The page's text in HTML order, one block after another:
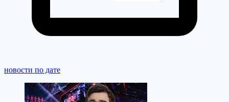
новости по дате